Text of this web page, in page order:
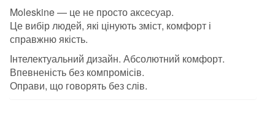
Moleskine — це не просто аксесуар.
Це вибір людей, які цінують зміст, комфорт і
справжню якість.
Інтелектуальний дизайн. Абсолютний комфорт.
Впевненість без компромісів.
Оправи, що говорять без слів.